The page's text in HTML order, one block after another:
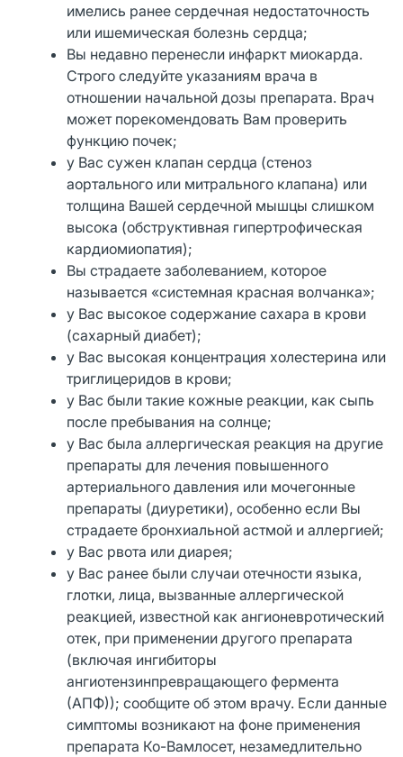
имелись ранее сердечная недостаточность
или ишемическая болезнь сердца;
Вы недавно перенесли инфаркт миокарда.
Строго следуйте указаниям врача в
отношении начальной дозы препарата. Врач
может порекомендовать Вам проверить
функцию почек;
у Вас сужен клапан сердца (стеноз
аортального или митрального клапана) или
толщина Вашей сердечной мышцы слишком
высока (обструктивная гипертрофическая
кардиомиопатия);
Вы страдаете заболеванием, которое
называется «системная красная волчанка»;
у Вас высокое содержание сахара в крови
(сахарный диабет);
у Вас высокая концентрация холестерина или
триглицеридов в крови;
у Вас были такие кожные реакции, как сыпь
после пребывания на солнце;
у Вас была аллергическая реакция на другие
препараты для лечения повышенного
артериального давления или мочегонные
препараты (диуретики), особенно если Вы
страдаете бронхиальной астмой и аллергией;
у Вас рвота или диарея;
у Вас ранее были случаи отечности языка,
глотки, лица, вызванные аллергической
реакцией, известной как ангионевротический
отек, при применении другого препарата
(включая ингибиторы
ангиотензинпревращающего фермента
(АПФ)); сообщите об этом врачу. Если данные
симптомы возникают на фоне применения
препарата Ко-Вамлосет, незамедлительно